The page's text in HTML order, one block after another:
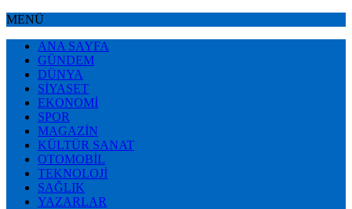
MENÜ
ANA SAYFA
GÜNDEM
DÜNYA
SİYASET
EKONOMİ
SPOR
MAGAZİN
KÜLTÜR SANAT
OTOMOBİL
TEKNOLOJİ
SAĞLIK
YAZARLAR